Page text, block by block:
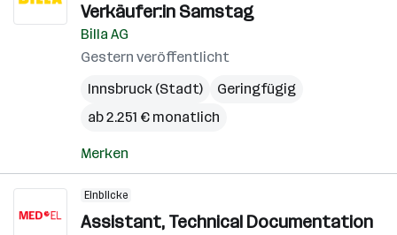
Verkäufer:in Samstag
Billa AG
Gestern veröffentlicht
Innsbruck (Stadt)
Geringfügig
ab 2.251 € monatlich
Merken
Einblicke
Assistant, Technical Documentation